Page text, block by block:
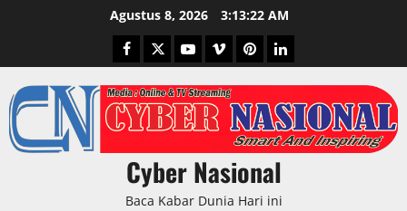
Agustus 8, 2026 3:13:23 AM
Facebook
TwitterYoutubeVimeoPinterestLinkedIn
Cyber Nasional
Baca Kabar Dunia Hari ini